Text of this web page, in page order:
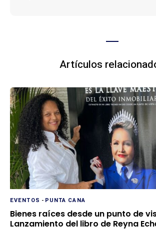
Artículos
EVENTOS - PUNTA CANA
Bienes raíces desde un punto de
Lanzamiento del libro de Reyna